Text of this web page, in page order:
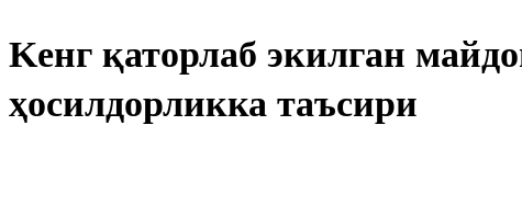
Kенг қаторлаб экилган
ҳосилдорликка таъсири